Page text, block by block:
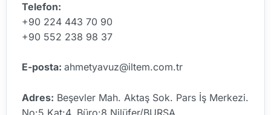
Telefon:
+90 224 443 70 90
+90 552 238 98 37
E-posta: ahmetyavuz@iltem.com.tr
Adres: Beşevler Mah. Aktaş Sok. Pars İş Merkezi.
No:5 Kat:4. Büro:8 Nilüfer/BURSA